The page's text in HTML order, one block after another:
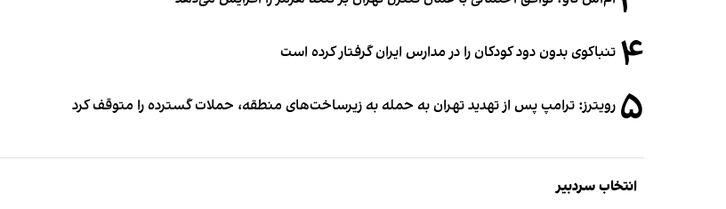
۴ تنباکوی بدون دود کودکان را در مدارس ایران گرفتار کرده است
۵ رویترز: ترامپ پس از تهدید تهران به حمله به زیرساخت‌های منطقه، حملات گسترده را متوقف کرد
انتخاب سردبیر